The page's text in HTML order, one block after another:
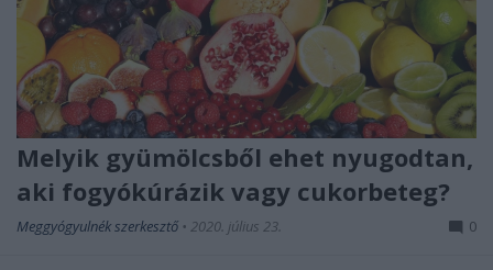
Melyik gyümölcsből ehet nyugodtan,
aki fogyókúrázik vagy cukorbeteg?
Meggyógyulnék szerkesztő • 2020. július 23. 0